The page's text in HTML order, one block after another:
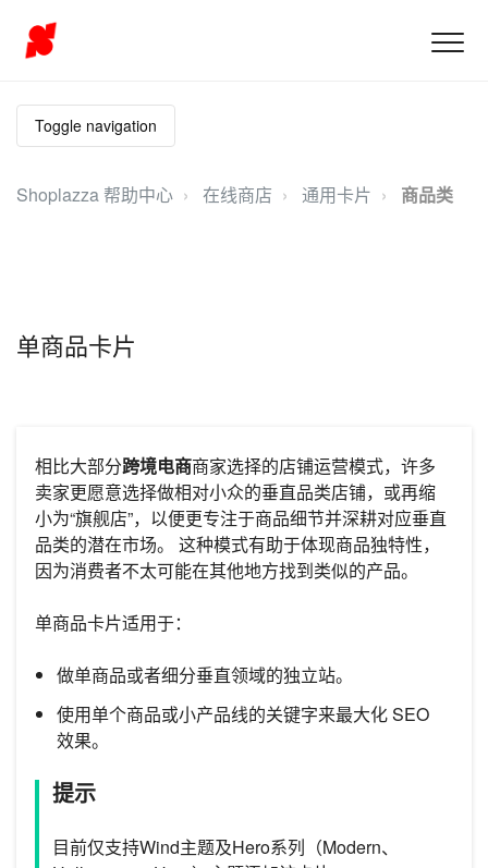
Toggle navigation
Shoplazza 帮助中心 在线商店 通用卡片 商品类
单商品卡片
相比大部分跨境电商商家选择的店铺运营模式，许多
卖家更愿意选择做相对小众的垂直品类店铺，或再缩
小为“旗舰店”，以便更专注于商品细节并深耕对应垂直
品类的潜在市场。 这种模式有助于体现商品独特性，
因为消费者不太可能在其他地方找到类似的产品。
单商品卡片适用于：
做单商品或者细分垂直领域的独立站。
使用单个商品或小产品线的关键字来最大化 SEO
效果。
提示
目前仅支持Wind主题及Hero系列（Modern、